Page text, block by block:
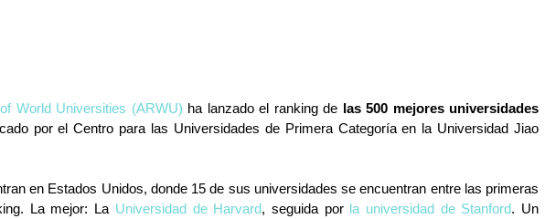
World Universities (ARWU) ha lanzado el ranking de las 500 mejores universidades
por el Centro para las Universidades de Primera Categoría en la Universidad Jiao
en Estados Unidos, donde 15 de sus universidades se encuentran entre las primeras
La mejor: La Universidad de Harvard, seguida por la universidad de Stanford. Un